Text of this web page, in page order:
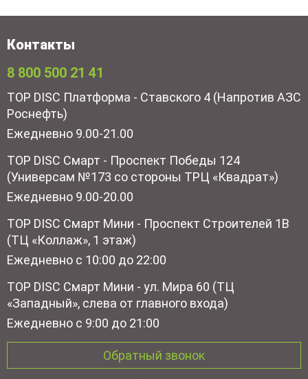
Контакты
8 800 500 21 41
TOP DISC Платформа - Ставского 4 (Напротив АЗС
Роснефть)
Ежедневно 9.00-21.00
TOP DISC Смарт - Проспект Победы 124
(Универсам №173 со стороны ТРЦ «Квадрат»)
Ежедневно 9.00-20.00
TOP DISC Смарт Мини - Проспект Строителей 1В
(ТЦ «Коллаж», 1 этаж)
Ежедневно с 10:00 до 22:00
TOP DISC Смарт Мини - ул. Мира 60 (ТЦ
«Западный», слева от главного входа)
Ежедневно с 9:00 до 21:00
Обратный звонок